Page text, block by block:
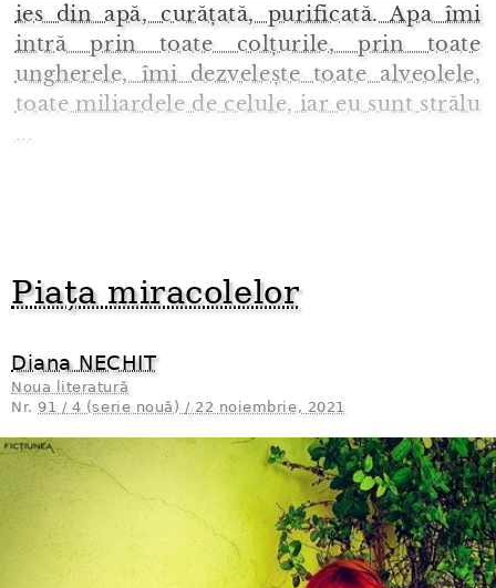
ies din apă, curățată, purificată. Apa îmi
intră prin toate colțurile, prin toate
ungherele, îmi dezvelește toate alveolele,
toate miliardele de celule, iar eu sunt strălu
...
Piața miracolelor
Diana NECHIT
Noua literatură
Nr. 91 / 4 (serie nouă) / 22 noiembrie, 2021